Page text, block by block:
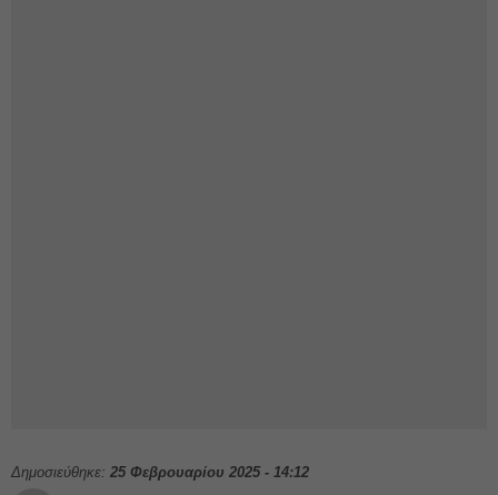
Δημοσιεύθηκε: 25 Φεβρουαρίου 2025 - 14:12